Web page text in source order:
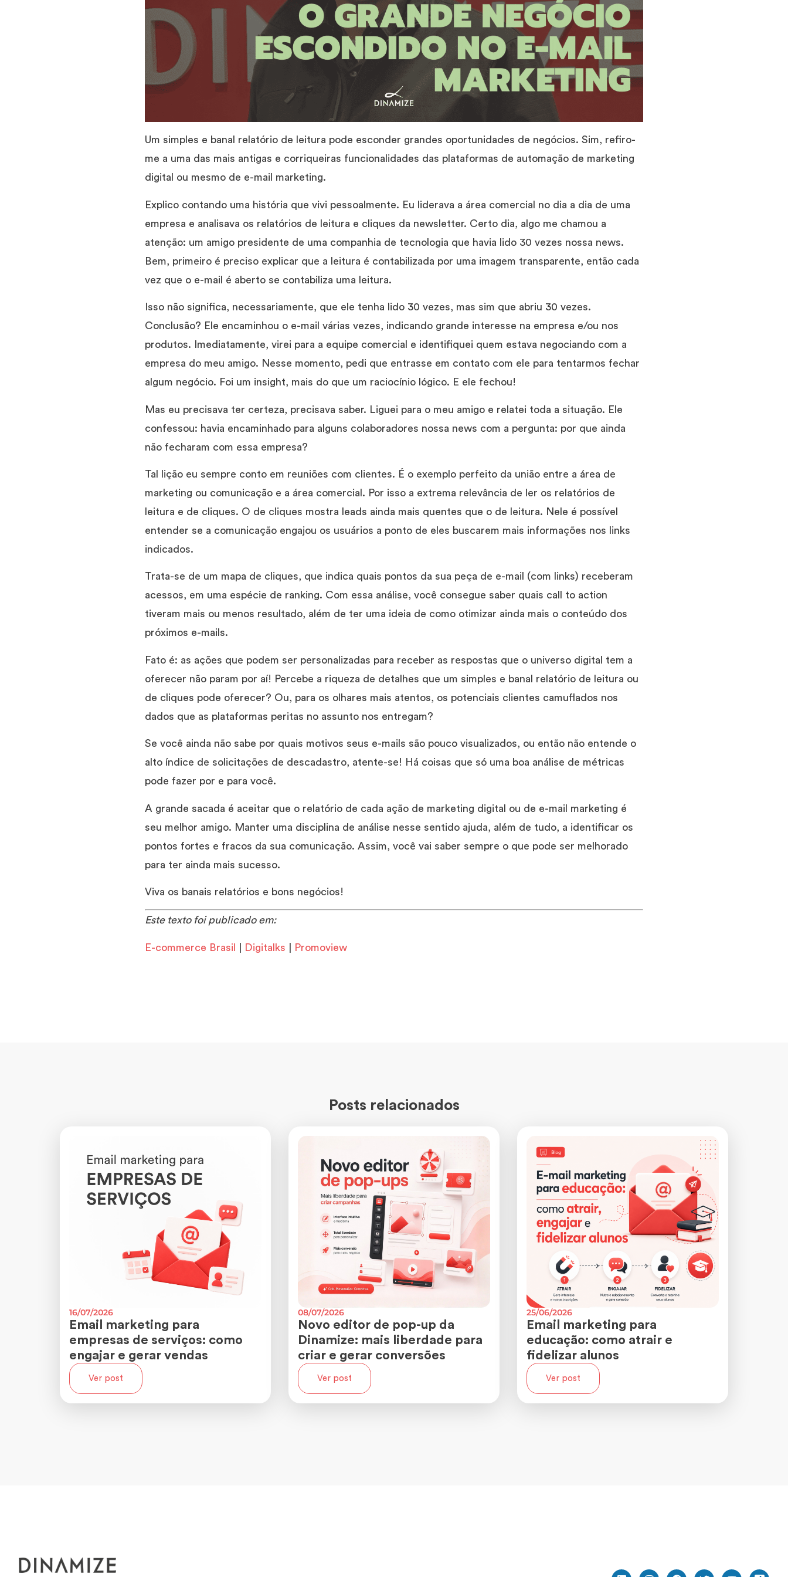
Um simples e banal relatório de leitura pode esconder grandes oportunidades de negócios. Sim, refiro-
me a uma das mais antigas e corriqueiras funcionalidades das plataformas de automação de marketing
digital ou mesmo de e-mail marketing.
Explico contando uma história que vivi pessoalmente. Eu liderava a área comercial no dia a dia de uma
empresa e analisava os relatórios de leitura e cliques da newsletter. Certo dia, algo me chamou a
atenção: um amigo presidente de uma companhia de tecnologia que havia lido 30 vezes nossa news.
Bem, primeiro é preciso explicar que a leitura é contabilizada por uma imagem transparente, então cada
vez que o e-mail é aberto se contabiliza uma leitura.
Isso não significa, necessariamente, que ele tenha lido 30 vezes, mas sim que abriu 30 vezes.
Conclusão? Ele encaminhou o e-mail várias vezes, indicando grande interesse na empresa e/ou nos
produtos. Imediatamente, virei para a equipe comercial e identifiquei quem estava negociando com a
empresa do meu amigo. Nesse momento, pedi que entrasse em contato com ele para tentarmos fechar
algum negócio. Foi um insight, mais do que um raciocínio lógico. E ele fechou!
Mas eu precisava ter certeza, precisava saber. Liguei para o meu amigo e relatei toda a situação. Ele
confessou: havia encaminhado para alguns colaboradores nossa news com a pergunta: por que ainda
não fecharam com essa empresa?
Tal lição eu sempre conto em reuniões com clientes. É o exemplo perfeito da união entre a área de
marketing ou comunicação e a área comercial. Por isso a extrema relevância de ler os relatórios de
leitura e de cliques. O de cliques mostra leads ainda mais quentes que o de leitura. Nele é possível
entender se a comunicação engajou os usuários a ponto de eles buscarem mais informações nos links
indicados.
Trata-se de um mapa de cliques, que indica quais pontos da sua peça de e-mail (com links) receberam
acessos, em uma espécie de ranking. Com essa análise, você consegue saber quais call to action
tiveram mais ou menos resultado, além de ter uma ideia de como otimizar ainda mais o conteúdo dos
próximos e-mails.
Fato é: as ações que podem ser personalizadas para receber as respostas que o universo digital tem a
oferecer não param por aí! Percebe a riqueza de detalhes que um simples e banal relatório de leitura ou
de cliques pode oferecer? Ou, para os olhares mais atentos, os potenciais clientes camuflados nos
dados que as plataformas peritas no assunto nos entregam?
Se você ainda não sabe por quais motivos seus e-mails são pouco visualizados, ou então não entende o
alto índice de solicitações de descadastro, atente-se! Há coisas que só uma boa análise de métricas
pode fazer por e para você.
A grande sacada é aceitar que o relatório de cada ação de marketing digital ou de e-mail marketing é
seu melhor amigo. Manter uma disciplina de análise nesse sentido ajuda, além de tudo, a identificar os
pontos fortes e fracos da sua comunicação. Assim, você vai saber sempre o que pode ser melhorado
para ter ainda mais sucesso.
Viva os banais relatórios e bons negócios!
Este texto foi publicado em:
E-commerce Brasil Digitalks Promoview
Posts relacionados
16/07/2026
Email marketing para
empresas de serviços: como
engajar e gerar vendas
Ver post
08/07/2026
Novo editor de pop-up da
Dinamize: mais liberdade para
criar e gerar conversões
Ver post
25/06/2026
Email marketing para
educação: como atrair e
fidelizar alunos
Ver post